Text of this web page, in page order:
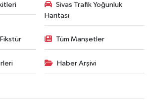
Sivas Trafik Yoğunluk
Haritası
Tüm Manşetler
Haber Arşivi